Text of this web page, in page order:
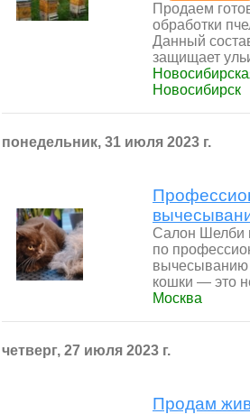
Продаем
обработки
Данный
защищает
Новосибирск
понедельник, 31 июля 2023 г.
Салон Шелби
по
вычесыванию
кошки — это
Москва
четверг, 27 июля 2023 г.
Продам